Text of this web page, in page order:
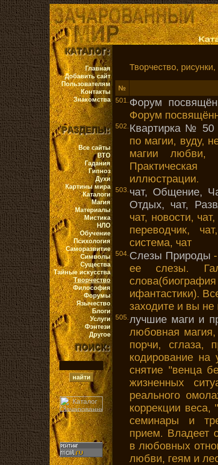
Главная
Добавить сайт
Пользователям
Контакты
Знакомства
Все сайты
ВТО
Гадания
Гипноз
Духи
Картины мира
Каталоги
Магия
Материалы
Мистика
НЛО
Обучение
Психология
Саморазвитие
Символы
Существа
Тайные искусства
Творчество
Философия
Форумы
Язычество
Блоги
Услуги
Фэнтези
Другое
Творчество,
№
501. Форум
Форум
502. Квартирка № 50
по магии, вуду,
магии любви,
иллюстрации.
503. чат, Общение,
Отдых, чат,
чат, новости,
переводчик,
система, чат
504. Слезы Природы
ее слезы.
ифантастики).
заходите и вы не
505. лучшие маги и
любовная магия,
порчи, сглаза,
кодирование на
снятие ''венца
жизненных
реального
коррекции
семинары и
прием. Владеет
в любовных
любви, геям и